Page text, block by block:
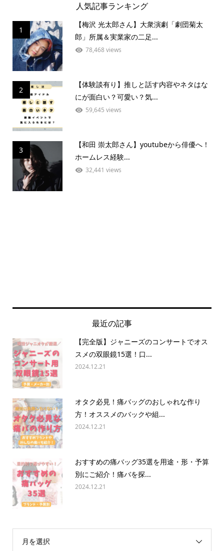
人気記事ランキング
1
【梅沢 光太郎さん】大衆演劇「劇団菊太
郎」所属＆実業家の二足...
78,468 views
2
【体験談有り】推しと話す内容やネタはな
にが面白い？可愛い？気...
59,645 views
3
【和田 崇太郎さん】youtubeから俳優へ！
ホームレス経験...
32,441 views
最近の記事
【完全版】ジャニーズのコンサートでオス
スメの双眼鏡15選！口...
2024.12.21
オタク必見！痛バッグのおしゃれな作り
方！オススメのバックや組...
2024.12.21
おすすめの痛バッグ35選を用途・形・予算
別にご紹介！痛バを探...
2024.12.21
月を選択